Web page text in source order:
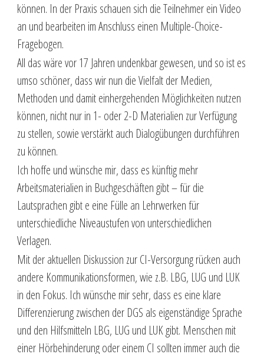
können. In der Praxis schauen sich die Teilnehmer ein Video
an und bearbeiten im Anschluss einen Multiple-Choice-
Fragebogen.
All das wäre vor 17 Jahren undenkbar gewesen, und so ist es
umso schöner, dass wir nun die Vielfalt der Medien,
Methoden und damit einhergehenden Möglichkeiten nutzen
können, nicht nur in 1- oder 2-D Materialien zur Verfügung
zu stellen, sowie verstärkt auch Dialogübungen durchführen
zu können.
Ich hoffe und wünsche mir, dass es künftig mehr
Arbeitsmaterialien in Buchgeschäften gibt – für die
Lautsprachen gibt e eine Fülle an Lehrwerken für
unterschiedliche Niveaustufen von unterschiedlichen
Verlagen.
Mit der aktuellen Diskussion zur CI-Versorgung rücken auch
andere Kommunikationsformen, wie z.B. LBG, LUG und LUK
in den Fokus. Ich wünsche mir sehr, dass es eine klare
Differenzierung zwischen der DGS als eigenständige Sprache
und den Hilfsmitteln LBG, LUG und LUK gibt. Menschen mit
einer Hörbehinderung oder einem CI sollten immer auch die